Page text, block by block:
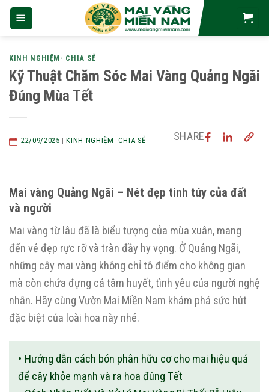
Skip
KINH NGHIỆM- CHIA SẺ
Kỹ Thuật Chăm Sóc Mai Vàng Quảng Ngãi
Đúng Mùa Tết
22/09/2025 |KINH NGHIỆM- CHIA SẺ SHARE
Mai vàng Quảng Ngãi – Nét đẹp tinh túy của đất
và người
Mai vàng từ lâu đã là biểu tượng của mùa xuân, mang
đến vẻ đẹp rực rỡ và tràn đầy hy vọng. Ở Quảng Ngãi,
những cây mai vàng không chỉ tô điểm cho không gian
mà còn chứa đựng cả tâm huyết, tình yêu của người nghệ
nhân. Hãy cùng Vườn Mai Miền Nam khám phá sức hút
đặc biệt của loài hoa này nhé.
Hướng dẫn cách bón phân hữu cơ cho mai hiệu quả
để cây khỏe mạnh và ra hoa đúng Tết